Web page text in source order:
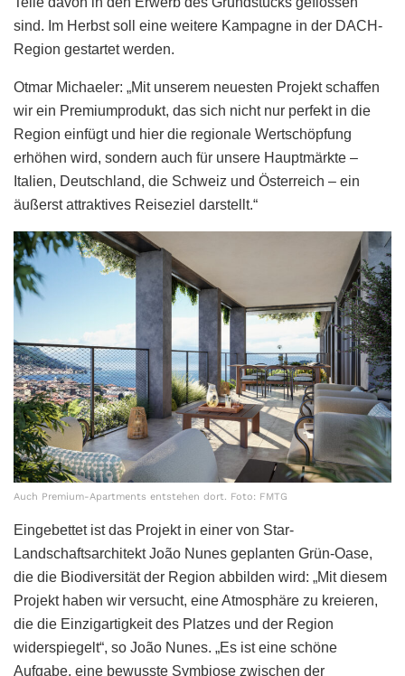
sind. Im Herbst soll eine weitere Kampagne in der DACH-
Region gestartet werden.
Otmar Michaeler: „Mit unserem neuesten Projekt schaffen
wir ein Premiumprodukt, das sich nicht nur perfekt in die
Region einfügt und hier die regionale Wertschöpfung
erhöhen wird, sondern auch für unsere Hauptmärkte –
Italien, Deutschland, die Schweiz und Österreich – ein
äußerst attraktives Reiseziel darstellt.“
Auch Premium-Apartments entstehen dort. Foto: FMTG
Eingebettet ist das Projekt in einer von Star-
Landschaftsarchitekt João Nunes geplanten Grün-Oase,
die die Biodiversität der Region abbilden wird: „Mit diesem
Projekt haben wir versucht, eine Atmosphäre zu kreieren,
die die Einzigartigkeit des Platzes und der Region
widerspiegelt“, so João Nunes. „Es ist eine schöne
Aufgabe, eine bewusste Symbiose zwischen der